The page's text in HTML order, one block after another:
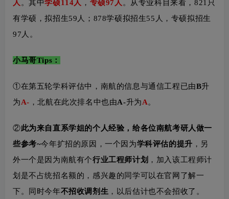
高校定位 ：211
字信号处理
人 。其中学硕114人，专硕97人。从专业科目来看，821只
有学硕，拟招生59人；878学硕拟招生55人，专硕拟招生
97人。
小马哥Tips：